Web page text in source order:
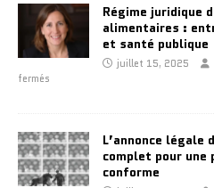
Régime juridique
alimentaires :
et santé publique
juillet 15, 2025
fermés
L’annonce légale
complet pour
conforme